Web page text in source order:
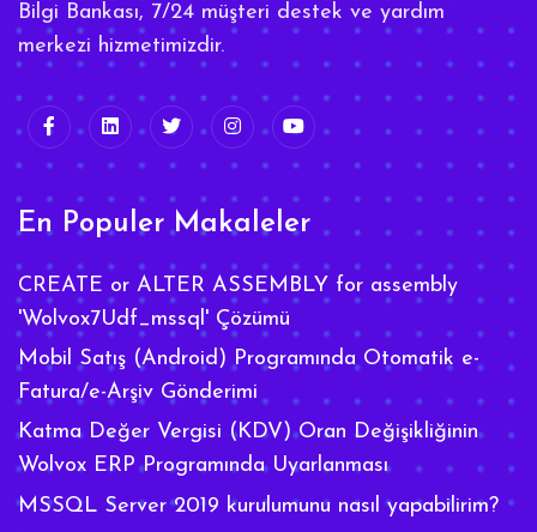
Bilgi Bankası, 7/24 müşteri destek ve yardım
merkezi hizmetimizdir.
En Populer Makaleler
CREATE or ALTER ASSEMBLY for assembly
'Wolvox7Udf_mssql' Çözümü
Mobil Satış (Android) Programında Otomatik e-
Fatura/e-Arşiv Gönderimi
Katma Değer Vergisi (KDV) Oran Değişikliğinin
Wolvox ERP Programında Uyarlanması
MSSQL Server 2019 kurulumunu nasıl yapabilirim?